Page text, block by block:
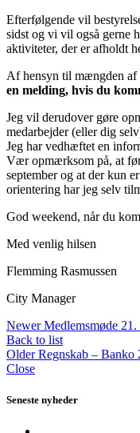
Efterfølgende vil
sidst og vi vil også gerne
aktiviteter, der er afholdt
Af hensyn til mængden af
en melding, hvis du
Jeg vil derudover gøre
medarbejder (eller dig
Jeg har vedhæftet en
Vær opmærksom på, at
september og at der kun
orientering har jeg selv
God weekend, når du
Med venlig hilsen
Flemming Rasmussen
City Manager
Newer Medlemsmøde
Back to list
Older Regnskab – Banko
Close
Seneste nyheder